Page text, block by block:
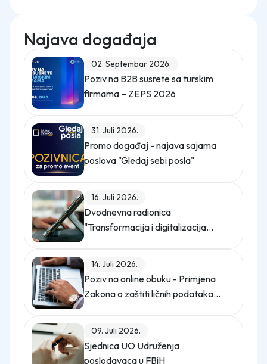
Najava događaja
02. Septembar 2026.
Poziv na B2B susrete sa turskim
firmama – ZEPS 2026
31. Juli 2026.
Promo događaj - najava sajama
poslova "Gledaj sebi posla"
16. Juli 2026.
Dvodnevna radionica
"Transformacija i digitalizacija
14. Juli 2026.
Poziv na online obuku - Primjena
Zakona o zaštiti ličnih podataka
09. Juli 2026.
Sjednica UO Udruženja
poslodavaca u FBiH